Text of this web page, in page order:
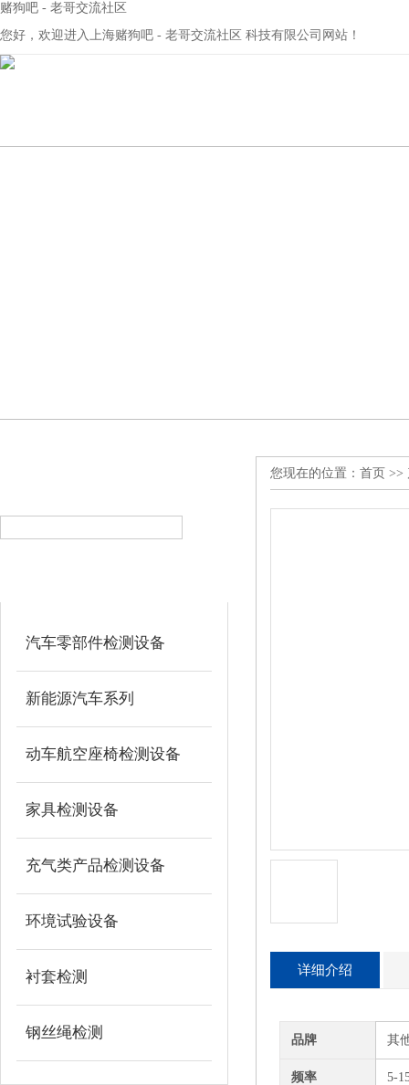
赌狗吧 - 老哥交流社区
您好，欢迎进入上海赌狗吧 - 老哥交流社区 科技有限公司网站！
汽车零部件检测设备
新能源汽车系列
动车航空座椅检测设备
家具检测设备
充气类产品检测设备
环境试验设备
衬套检测
钢丝绳检测
您现在的位置： 首页 >>
详细介绍
品牌 其
频率 5-